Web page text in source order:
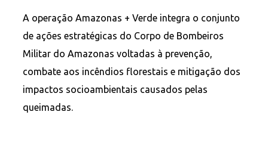
A operação Amazonas + Verde integra o conjunto
de ações estratégicas do Corpo de Bombeiros
Militar do Amazonas voltadas à prevenção,
combate aos incêndios florestais e mitigação dos
impactos socioambientais causados pelas
queimadas.